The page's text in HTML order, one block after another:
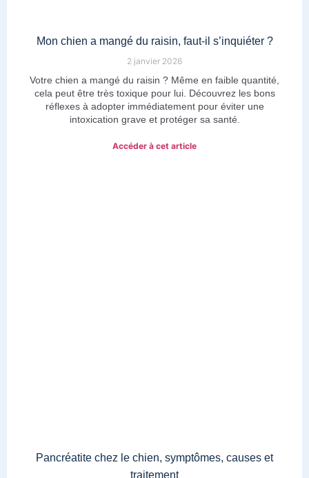
Mon chien a mangé du raisin, faut-il s’inquiéter ?
2 janvier 2026
Votre chien a mangé du raisin ? Même en faible quantité,
cela peut être très toxique pour lui. Découvrez les bons
réflexes à adopter immédiatement pour éviter une
intoxication grave et protéger sa santé.
Accéder à cet article
Pancréatite chez le chien, symptômes, causes et
traitement